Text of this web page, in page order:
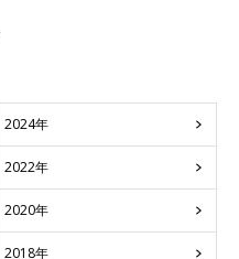
2024年
2022年
2020年
2018年